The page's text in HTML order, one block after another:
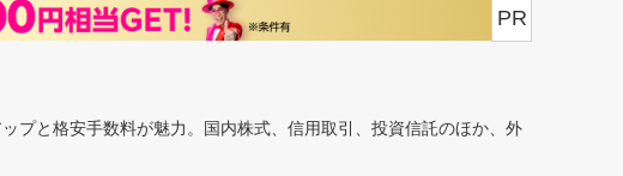
PR
プと格安手数料が魅力。国内株式、信用取引、投資信託のほか、外